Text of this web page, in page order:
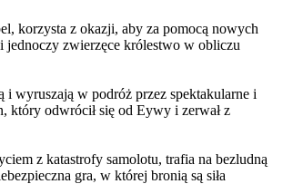
korzysta z okazji, aby za pomocą nowych
jednoczy zwierzęce królestwo w obliczu
i wyruszają w podróż przez spektakularne i
odwrócił się od Eywy i zerwał z
z katastrofy samolotu, trafia na bezludną
gra, w której bronią są siła